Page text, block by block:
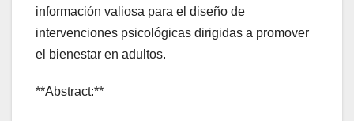
información valiosa para el diseño de
intervenciones psicológicas dirigidas a promover
el bienestar en adultos.
**Abstract:**